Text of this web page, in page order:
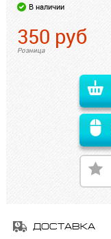
В наличии
350 руб
Розница
ДОСТАВКА